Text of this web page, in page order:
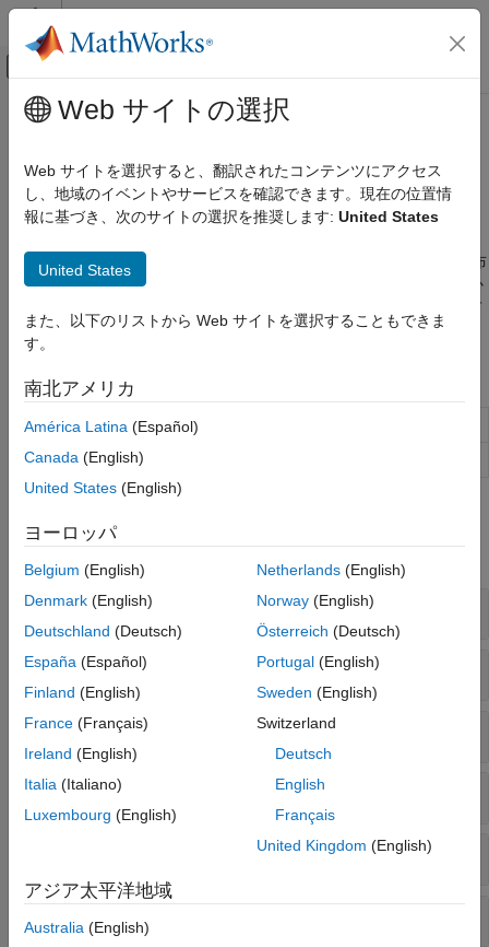
コンテンツへスキップ
オフキャンバス ナビゲーション メ
ドキュメンテーションのホーム
Statistics and Machine Learning Toolbox
確率分布と仮説検定
カテゴリ
一変量離散分布
一変量連続分布
多変量分布
疑似乱数と準乱数の生成
メインコンテンツ
多変量分布
ベクトル値の分布から標本を計算、当てはめ、生成
"多変量分布"は、複数の確率変数が含まれている確率分布です。
Machine Learning Toolbox™ には、確率分布オブジェクト、分布
関数、対話型アプリなど、多変量分布を処理する方法がいくつか
を参照して
ください。
オブジェクト
gmdistribution
MultinomialDistribution
gmdistribution オブジェクトの処理
コピュラ分布の関数
ウィシャート分布の関数
逆ウィシャート分布の関数
多変量正規分布の関数
Web サイトの選択
Web サイトを選択すると、翻訳されたコンテンツにアクセス
し、地域のイベントやサービスを確認できます。現在の位置情
報に基づき、次のサイトの選択を推奨します: United States
United States
また、以下のリストから Web サイトを選択することもできま
す。
南北アメリカ
América Latina (Español)
Canada (English)
United States (English)
ヨーロッパ
Belgium (English)
Denmark (English)
Deutschland (Deutsch)
España (Español)
Finland (English)
France (Français)
Ireland (English)
Italia (Italiano)
Luxembourg (English)
Netherlands(English)
Norway(English)
Österreich (Deutsch)
Portugal(English)
Sweden (English)
Switzerland
Deutsch
English
Français
United Kingdom (English)
アジア太平洋地域
Australia (English)